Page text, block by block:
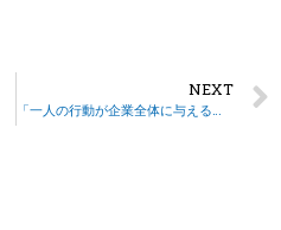
NEXT